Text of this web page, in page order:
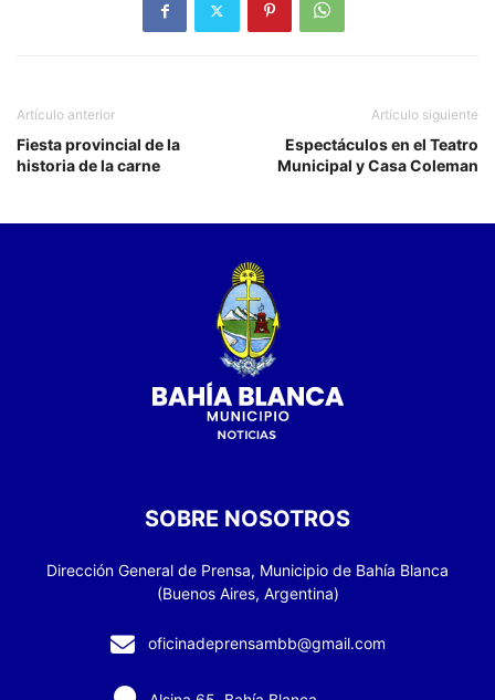
Artículo anterior
Fiesta provincial de la
historia de la carne
Artículo siguiente
Espectáculos en el Teatro
Municipal y Casa Coleman
SOBRE NOSOTROS
Dirección General de Prensa, Municipio de Bahía Blanca
(Buenos Aires, Argentina)
oficinadeprensambb@gmail.com